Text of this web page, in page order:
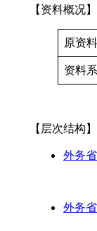
【资料概况】
原资
资料
【层次结构】
外务
外务